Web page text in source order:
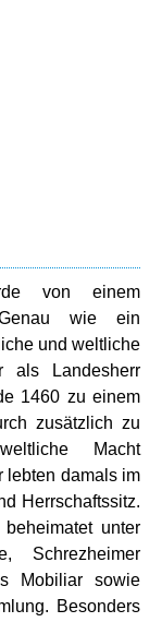
von einem
wie ein
und weltliche
als Landesherr
1460 zu einem
zusätzlich zu
Macht
lebten damals im
Herrschaftssitz.
unter
Schrezheimer
Mobiliar sowie
Besonders